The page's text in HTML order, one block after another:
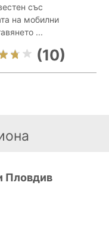
със
на мобилни
...
(10)
Пловдив